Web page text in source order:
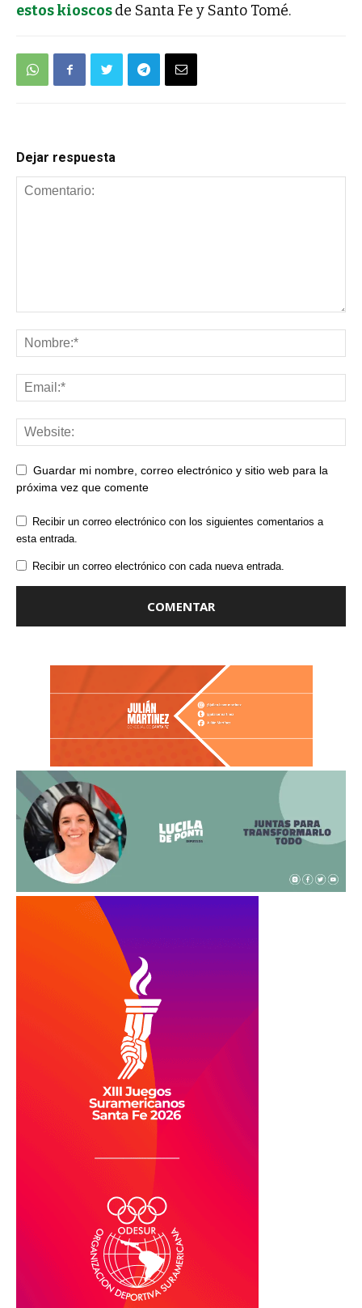
estos kioscosde Santa Fe y Santo Tomé.
Dejar respuesta
Guardar mi nombre, correo electrónico y sitio web para la
próxima vez que comente
Recibir un correo electrónico con los siguientes comentarios a
esta entrada.
Recibir un correo electrónico con cada nueva entrada.